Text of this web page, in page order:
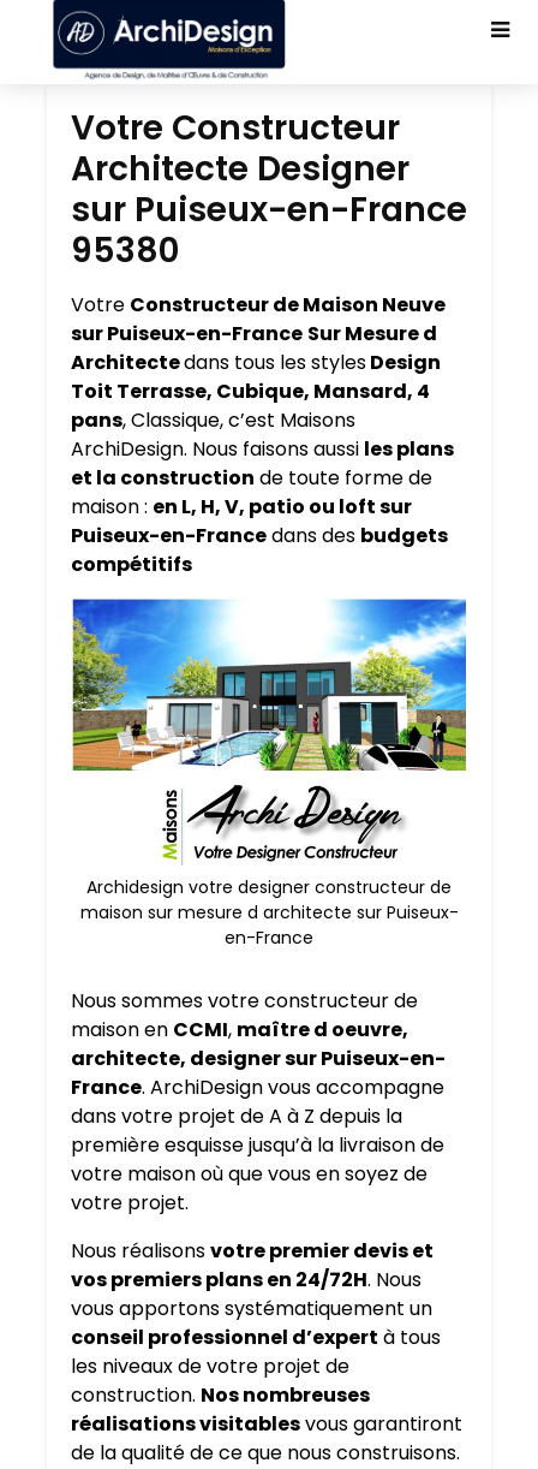
Votre Constructeur
Architecte Designer
sur Puiseux-en-France
95380
Votre Constructeur de Maison Neuve
sur Puiseux-en-France Sur Mesure d
Architectedans tous les stylesDesign
Toit Terrasse, Cubique, Mansard, 4
pans, Classique, c’est Maisons
ArchiDesign. Nous faisons aussi les plans
et la construction de toute forme de
maison : en L, H, V, patio ou loft sur
Puiseux-en-Francedans des budgets
compétitifs
Archidesign votre designer constructeur de
maison sur mesure d architecte sur Puiseux-
en-France
Nous sommes votre constructeur de
maison en CCMI, maître d oeuvre,
architecte, designer sur Puiseux-en-
France. ArchiDesign vous accompagne
dans votre projet de A à Z depuis la
première esquisse jusqu’à la livraison de
votre maison où que vous en soyez de
votre projet.
Nous réalisonsvotre premier devis et
vos premiers plans en 24/72H. Nous
vous apportons systématiquement un
conseil professionnel d’expert à tous
les niveaux de votre projet de
construction. Nos nombreuses
réalisations visitablesvous garantiront
de la qualité de ce que nous construisons.